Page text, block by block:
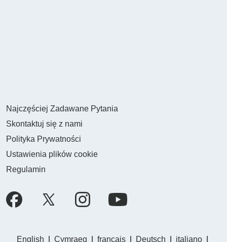
Najczęściej Zadawane Pytania
Skontaktuj się z nami
Polityka Prywatności
Ustawienia plików cookie
Regulamin
English Cymraeg français Deutsch italiano